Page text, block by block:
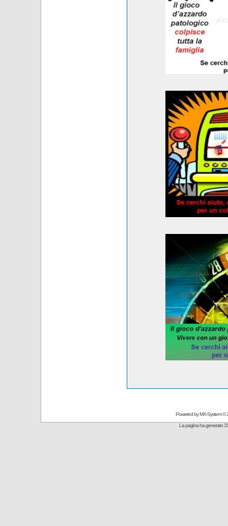
Powered byMX-System©
La pagina ha generato